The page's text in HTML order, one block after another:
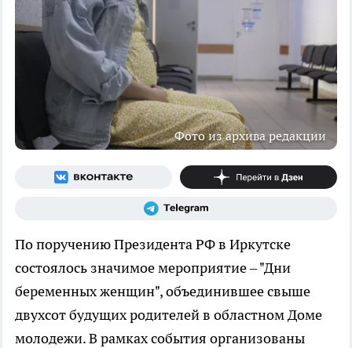
Фото из архива редакции
По поручению Президента РФ в Иркутске
состоялось значимое мероприятие – "Дни
беременных женщин", объединившее свыше
двухсот будущих родителей в областном Доме
молодежи. В рамках события организованы